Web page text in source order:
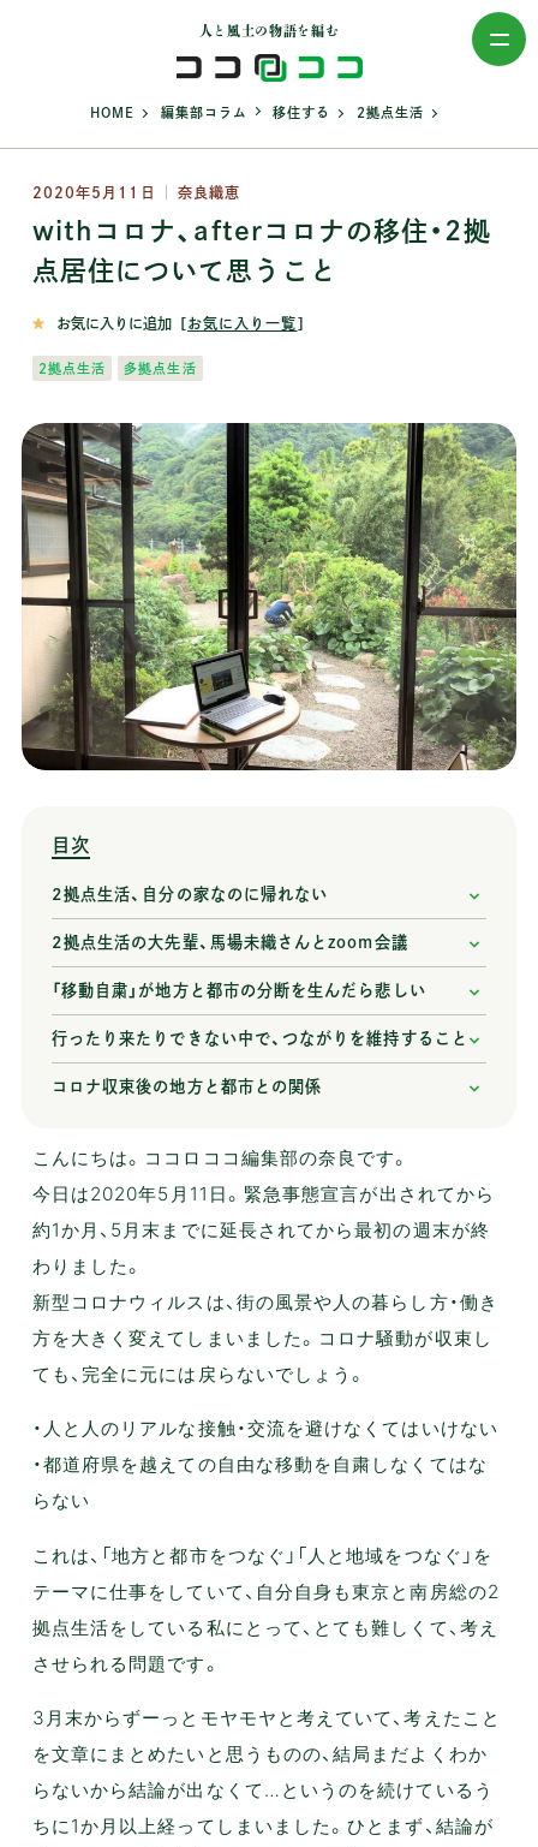
人と風土の物語を編む
HOME 編集部コラム > 移住する 2拠点生活 >
2020年5月11日 奈良織恵
withコロナ、afterコロナの移住・2拠
点居住について思うこと
お気に入りに追加 ［お気に入り一覧］
2拠点生活 多拠点生活
目次
2拠点生活、自分の家なのに帰れない
2拠点生活の大先輩、馬場未織さんとzoom会議
「移動自粛」が地方と都市の分断を生んだら悲しい
行ったり来たりできない中で、つながりを維持すること
コロナ収束後の地方と都市との関係
こんにちは。ココロココ編集部の奈良です。
今日は2020年5月11日。緊急事態宣言が出されてから
約1か月、5月末までに延長されてから最初の週末が終
わりました。
新型コロナウィルスは、街の風景や人の暮らし方・働き
方を大きく変えてしまいました。コロナ騒動が収束し
ても、完全に元には戻らないでしょう。
・人と人のリアルな接触・交流を避けなくてはいけない
・都道府県を越えての自由な移動を自粛しなくてはな
らない
これは、「地方と都市をつなぐ」「人と地域をつなぐ」を
テーマに仕事をしていて、自分自身も東京と南房総の2
拠点生活をしている私にとって、とても難しくて、考え
させられる問題です。
3月末からずーっとモヤモヤと考えていて、考えたこと
を文章にまとめたいと思うものの、結局まだよくわか
らないから結論が出なくて…というのを続けているう
ちに1か月以上経ってしまいました。ひとまず、結論が